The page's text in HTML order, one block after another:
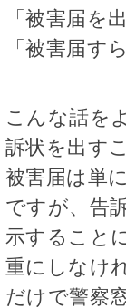
「被害届を
「被害届す
こんな話を
訴状を出す
被害届は単
ですが、告
示すること
重にしなけ
だけで警察